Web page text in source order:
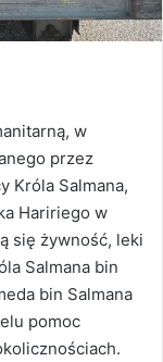
w
przez
Króla Salmana,
Haririego w
się żywność, leki
Salmana bin
bin Salmana
pomoc